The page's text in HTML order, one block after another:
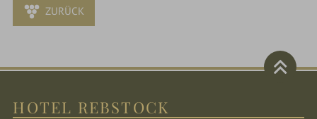
ZURÜCK
HOTEL REBSTOCK